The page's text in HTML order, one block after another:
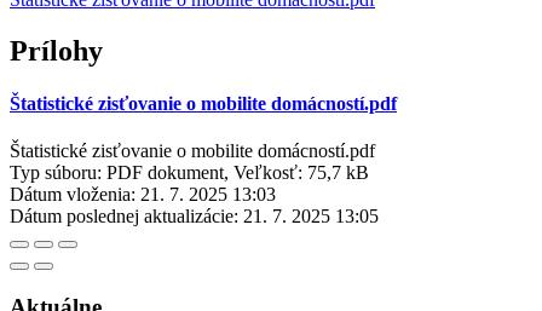
Prílohy
Štatistické zisťovanie o mobilite domácností.pdf
Štatistické zisťovanie o mobilite domácností.pdf
Typ súboru: PDF dokument, Veľkosť: 75,7 kB
Dátum vloženia: 21. 7. 2025 13:03
Dátum poslednej aktualizácie: 21. 7. 2025 13:05